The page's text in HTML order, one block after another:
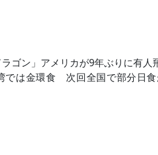
ゴン」アメリカが9年ぶりに有人
では金環食 次回全国で部分日